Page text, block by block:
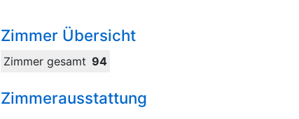
Zimmer Übersicht
Zimmer gesamt 94
Zimmerausstattung